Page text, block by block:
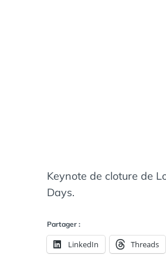
Keynote de cloture de
Days.
Partager :
LinkedIn Threads